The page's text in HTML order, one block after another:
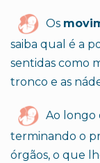
Os
saiba qual é a
sentidas como
tronco e as
Ao longo
terminando o
órgãos, o que